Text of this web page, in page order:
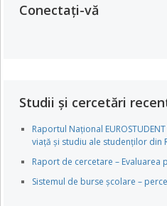
Conectați-vă
Studii și cercetări
Raportul Național
viață și studiu ale studenților din
Raport de cercetare – Evaluarea
Sistemul de burse școlare –